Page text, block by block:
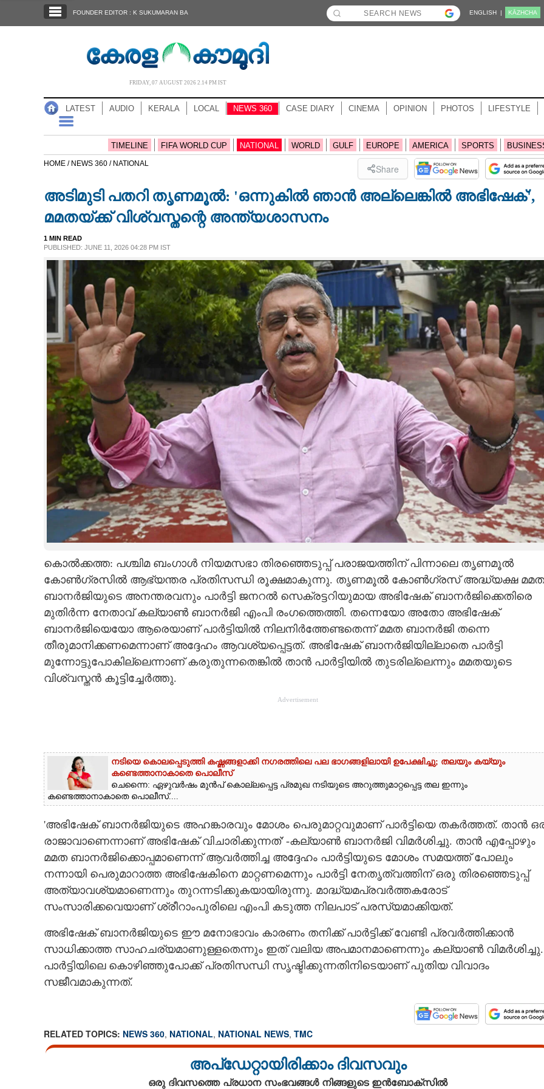
NOTIFIED NEWS
NEWS 360
CASE DIARY
CARTOONS
LITERATURE
CONTACT US
FOUNDER EDITOR : K SUKUMARAN BA ENGLISH | KĀZHCHA
FRIDAY, 07 AUGUST 2026 2.14 PM IST
LATEST AUDIO KERALA LOCAL NEWS 360 CASE DIARY CINEMA OPINION PHOTOS LIFESTYLE
TIMELINE FIFA WORLD CUP NATIONAL WORLD GULF EUROPE AMERICA SPORTS
HOME / NEWS 360 / NATIONAL Share
അടിമുടി പതറി തൃണമൂൽ: 'ഒന്നുകിൽ ഞാൻ അല്ലെങ്കിൽ അഭിഷേക്',
മമതയ്ക്ക് വിശ്വസ്തന്റെ അന്ത്യശാസനം
1 MIN READ
PUBLISHED: JUNE 11, 2026 04:28 PM IST
കൊൽക്കത്ത: പശ്ചിമ ബംഗാൾ നിയമസഭാ തിരഞ്ഞെടുപ്പ് പരാജയത്തിന് പിന്നാലെ തൃണമൂൽ
കോൺഗ്രസിൽ ആഭ്യന്തര പ്രതിസന്ധി രൂക്ഷമാകുന്നു. തൃണമൂൽ കോൺഗ്രസ് അദ്ധ്യക്ഷ മമത
ബാനർജിയുടെ അനന്തരവനും പാർട്ടി ജനറൽ സെക്രട്ടറിയുമായ അഭിഷേക് ബാനർജിക്കെതിരെ
മുതിർന്ന നേതാവ് കല്യാൺ ബാനർജി എംപി രംഗത്തെത്തി. തന്നെയോ അതോ അഭിഷേക്
ബാനർജിയെയോ ആരെയാണ് പാർട്ടിയിൽ നിലനിർത്തേണ്ടതെന്ന് മമത ബാനർജി തന്നെ
തീരുമാനിക്കണമെന്നാണ് അദ്ദേഹം ആവശ്യപ്പെട്ടത്. അഭിഷേക് ബാനർജിയില്ലാതെ പാർട്ടി
മുന്നോട്ടുപോകില്ലെന്നാണ് കരുതുന്നതെങ്കിൽ താൻ പാർട്ടിയിൽ തുടരില്ലെന്നും മമതയുടെ
വിശ്വസ്തൻ കൂട്ടിച്ചേർത്തു.
Advertisement
നടിയെ കൊലപ്പെടുത്തി കഷ്ണങ്ങളാക്കി നഗരത്തിലെ പല ഭാഗങ്ങളിലായി ഉപേക്ഷിച്ചു; തലയും കയ്യും
കണ്ടെത്താനാകാതെ പൊലീസ്
ചെന്നൈ: ഏഴുവർഷം മുൻപ് കൊല്ലപ്പെട്ട പ്രമുഖ നടിയുടെ അറുത്തുമാറ്റപ്പെട്ട തല ഇന്നും
കണ്ടെത്താനാകാതെ പൊലീസ്....
'അഭിഷേക് ബാനർജിയുടെ അഹങ്കാരവും മോശം പെരുമാറ്റവുമാണ് പാർട്ടിയെ തകർത്തത്. താൻ
രാജാവാണെന്നാണ് അഭിഷേക് വിചാരിക്കുന്നത്' -കല്യാൺ ബാനർജി വിമർശിച്ചു. താൻ എപ്പോഴും
മമത ബാനർജിക്കൊപ്പമാണെന്ന് ആവർത്തിച്ച അദ്ദേഹം പാർട്ടിയുടെ മോശം സമയത്ത് പോലും
നന്നായി പെരുമാറാത്ത അഭിഷേകിനെ മാറ്റണമെന്നും പാർട്ടി നേതൃത്വത്തിന് ഒരു തിരഞ്ഞെടുപ്പ്
അത്യാവശ്യമാണെന്നും തുറന്നടിക്കുകയായിരുന്നു. മാദ്ധ്യമപ്രവർത്തകരോട്
സംസാരിക്കവെയാണ് ശ്രീറാംപുരിലെ എംപി കടുത്ത നിലപാട് പരസ്യമാക്കിയത്.
അഭിഷേക് ബാനർജിയുടെ ഈ മനോഭാവം കാരണം തനിക്ക് പാർട്ടിക്ക് വേണ്ടി പ്രവർത്തിക്കാൻ
സാധിക്കാത്ത സാഹചര്യമാണുള്ളതെന്നും ഇത് വലിയ അപമാനമാണെന്നും കല്യാൺ വിമർശിച്ചു.
പാർട്ടിയിലെ കൊഴിഞ്ഞുപോക്ക് പ്രതിസന്ധി സൃഷ്ടിക്കുന്നതിനിടെയാണ് പുതിയ വിവാദം
സജീവമാകുന്നത്.
RELATED TOPICS: NEWS 360, NATIONAL, NATIONAL NEWS, TMC
അപ്ഡേറ്റായിരിക്കാം ദിവസവും
ഒരു ദിവസത്തെ പ്രധാന സംഭവങ്ങൾ നിങ്ങളുടെ ഇൻബോക്സിൽ